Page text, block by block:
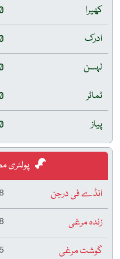
کھیرا
ادرک
لہسن
ٹماٹر
پیاز
پولٹری
انڈے فی درجن
زندہ مرغی
گوشت مرغی